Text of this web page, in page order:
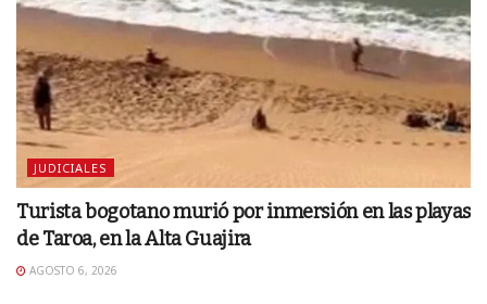
JUDICIALES
Turista bogotano murió por inmersión en las playas
de Taroa, en la Alta Guajira
AGOSTO 6, 2026